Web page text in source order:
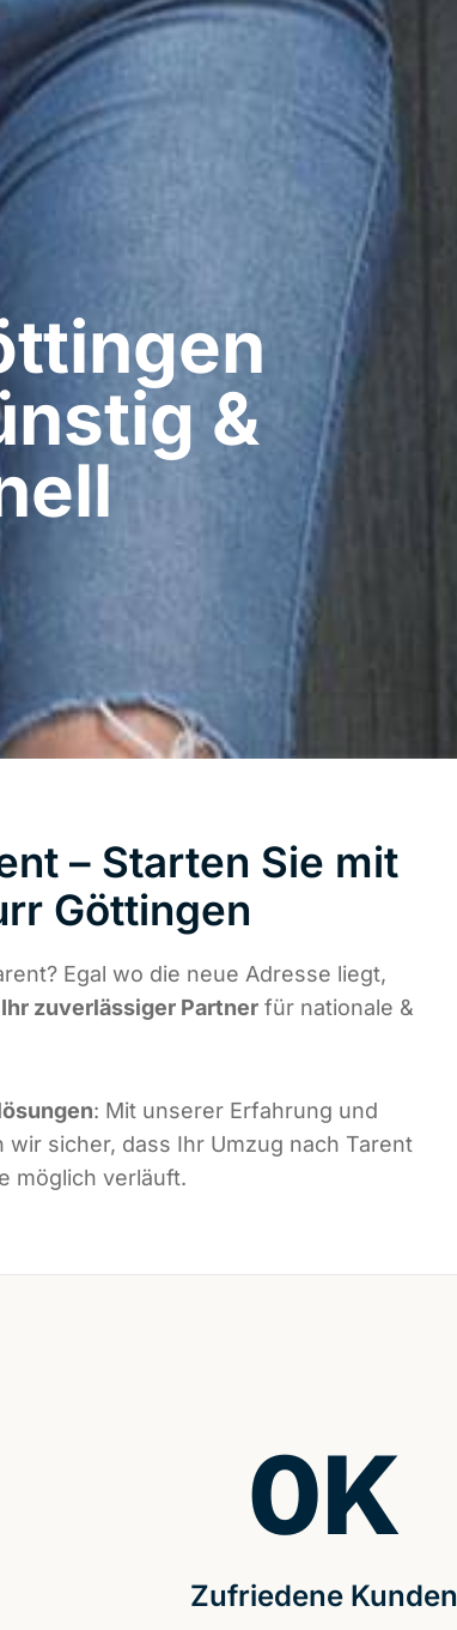
&
– Starten Sie mit
Göttingen
Egal wo die neue Adresse liegt,
Ihr zuverlässiger Partner für nationale &
: Mit unserer Erfahrung und
sicher, dass Ihr Umzug nach Tarent
möglich verläuft.
Zufriedene Kunden
0K